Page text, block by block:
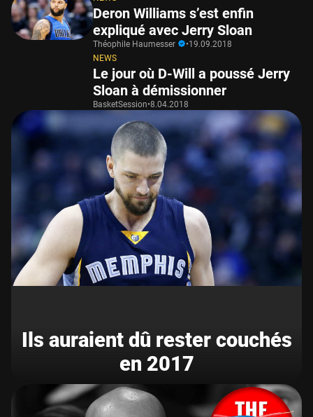
Deron Williams s’est enfin
expliqué avec Jerry Sloan
Théophile Haumesser •19.09.2018
NEWS
Le jour où D-Will a poussé Jerry
Sloan à démissionner
BasketSession•8.04.2018
Ils auraient dû rester couchés
en 2017